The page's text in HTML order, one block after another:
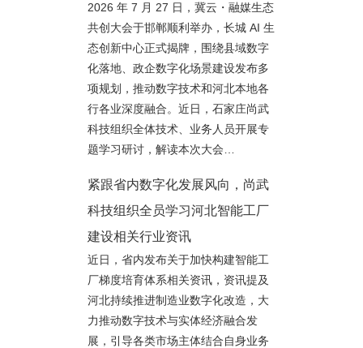
2026 年 7 月 27 日，冀云・融媒生态
共创大会于邯郸顺利举办，长城 AI 生
态创新中心正式揭牌，围绕县域数字
化落地、政企数字化场景建设发布多
项规划，推动数字技术和河北本地各
行各业深度融合。近日，石家庄尚武
科技组织全体技术、业务人员开展专
题学习研讨，解读本次大会…
紧跟省内数字化发展风向，尚武
科技组织全员学习河北智能工厂
建设相关行业资讯
近日，省内发布关于加快构建智能工
厂梯度培育体系相关资讯，资讯提及
河北持续推进制造业数字化改造，大
力推动数字技术与实体经济融合发
展，引导各类市场主体结合自身业务